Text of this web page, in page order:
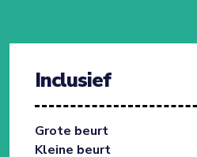
Inclusief
Grote beurt
Kleine beurt